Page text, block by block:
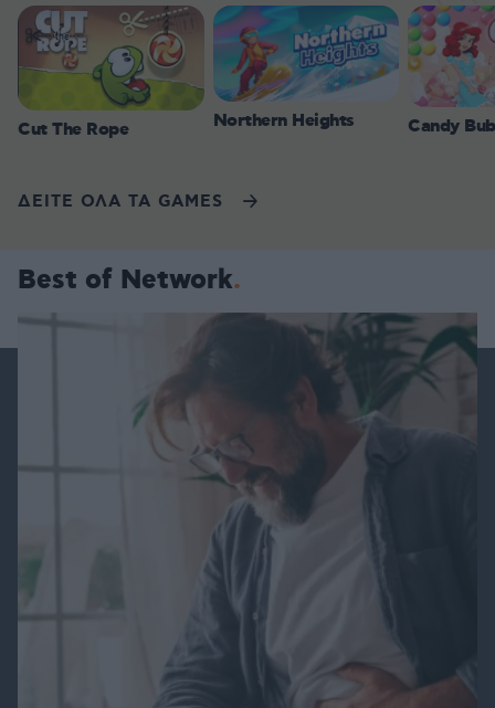
Cut The Rope Northern Heights Candy
ΔΕΙΤΕ ΟΛΑ ΤΑ GAMES
Best of Network